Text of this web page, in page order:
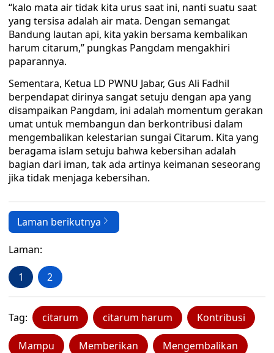
“kalo mata air tidak kita urus saat ini, nanti suatu saat
yang tersisa adalah air mata. Dengan semangat
Bandung lautan api, kita yakin bersama kembalikan
harum citarum,” pungkas Pangdam mengakhiri
paparannya.
Sementara, Ketua LD PWNU Jabar, Gus Ali Fadhil
berpendapat dirinya sangat setuju dengan apa yang
disampaikan Pangdam, ini adalah momentum gerakan
umat untuk membangun dan berkontribusi dalam
mengembalikan kelestarian sungai Citarum. Kita yang
beragama islam setuju bahwa kebersihan adalah
bagian dari iman, tak ada artinya keimanan seseorang
jika tidak menjaga kebersihan.
Laman berikutnya
Laman:
1 2
Tag: citarum citarum harum Kontribusi
Mampu Memberikan Mengembalikan